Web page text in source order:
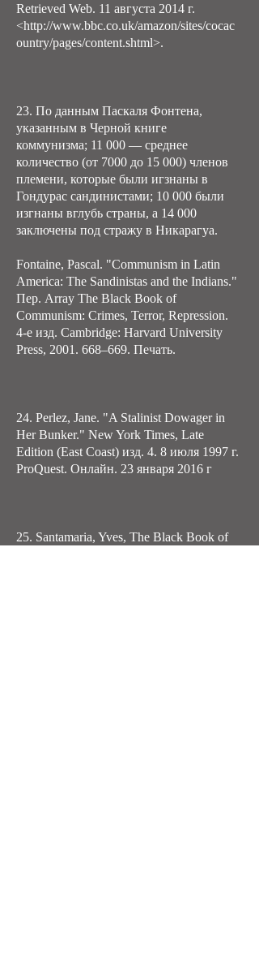
Retrieved Web. 11 августа 2014 г.
<http://www.bbc.co.uk/amazon/sites/cocac
ountry/pages/content.shtml>.
23. По данным Паскаля Фонтена,
указанным в Черной книге
коммунизма; 11 000 — среднее
количество (от 7000 до 15 000) членов
племени, которые были игзнаны в
Гондурас сандинистами; 10 000 были
изгнаны вглубь страны, а 14 000
заключены под стражу в Никарагуа.
Fontaine, Pascal. "Communism in Latin
America: The Sandinistas and the Indians."
Пер. Array The Black Book of
Communism: Crimes, Terror, Repression.
4-е изд. Cambridge: Harvard University
Press, 2001. 668–669. Печать.
24. Perlez, Jane. "A Stalinist Dowager in
Her Bunker." New York Times, Late
Edition (East Coast) изд. 4. 8 июля 1997 г.
ProQuest. Онлайн. 23 января 2016 г
25. Santamaria, Yves, The Black Book of